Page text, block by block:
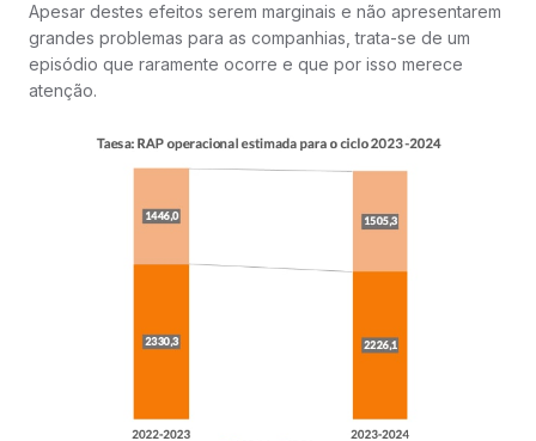
Apesar destes efeitos serem marginais e não apresentarem
grandes problemas para as companhias, trata-se de um
episódio que raramente ocorre e que por isso merece
atenção.